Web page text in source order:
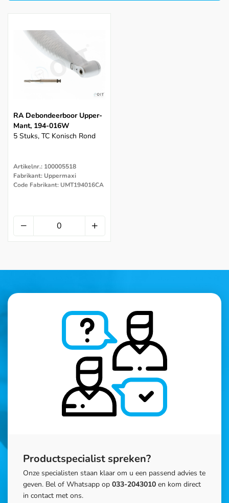
RA Debondeerboor Upper-
Mant, 194-016W
5 Stuks, TC Konisch Rond
Artikelnr.: 100005518
Fabrikant: Uppermaxi
Code Fabrikant: UMT194016CA
Productspecialist spreken?
Onze specialisten staan klaar om u een passend advies te
geven. Bel of Whatsapp op 033-2043010 en kom direct
in contact met ons.